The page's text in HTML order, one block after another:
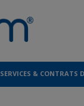
SERVICES & CONTRATS